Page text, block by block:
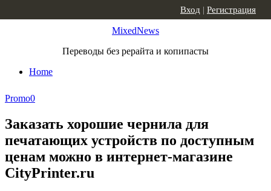
MixedNews
Переводы без рерайта и копипасты
Home
Вход | Регистрация
Promo0
Заказать хорошие чернила для
печатающих устройств по доступным
ценам можно в интернет-магазине
CityPrinter.ru